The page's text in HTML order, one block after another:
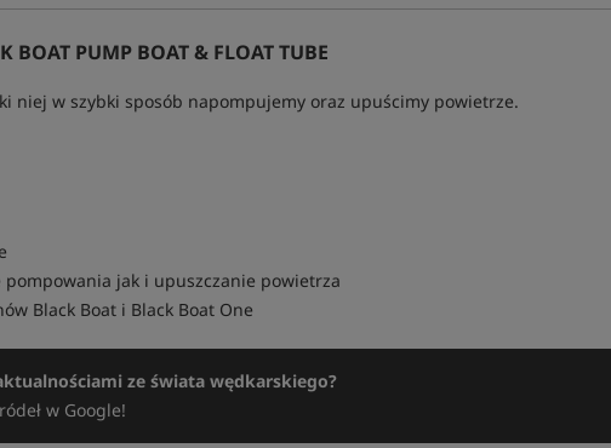
BOAT PUMP BOAT & FLOAT TUBE
niej w szybki sposób napompujemy oraz upuścimy powietrze.
jak i upuszczanie powietrza
Black Boat i Black Boat One
ze świata wędkarskiego?
w Google!